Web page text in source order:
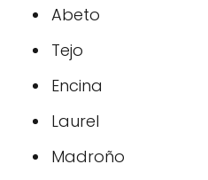
Abeto
Tejo
Encina
Laurel
Madroño